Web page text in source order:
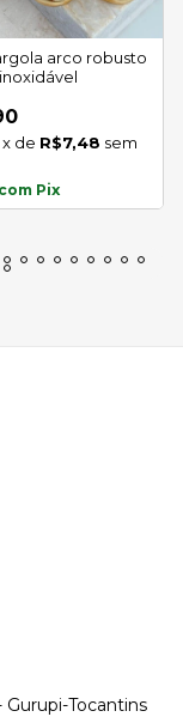
arco robusto
x de R$7,48 sem
com Pix
Gurupi-Tocantins